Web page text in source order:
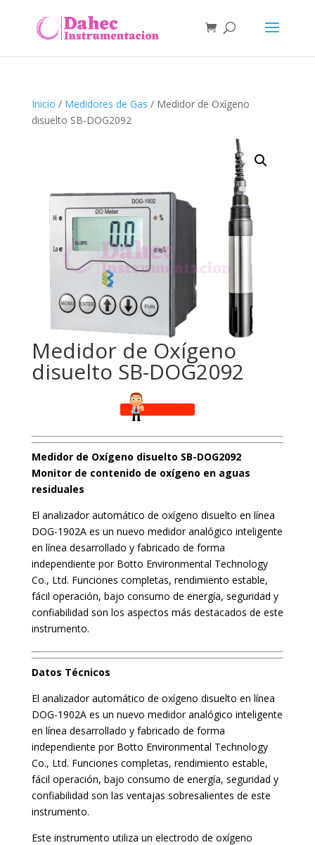
Inicio / Medidores de Gas / Medidor de Oxígeno
disuelto SB-DOG2092
Medidor de Oxígeno
disuelto SB-DOG2092
Medidor de Oxígeno disuelto SB-DOG2092
Monitor de contenido de oxígeno en aguas
residuales
El analizador automático de oxígeno disuelto en línea
DOG-1902A es un nuevo medidor analógico inteligente
en línea desarrollado y fabricado de forma
independiente por Botto Environmental Technology
Co., Ltd. Funciones completas, rendimiento estable,
fácil operación, bajo consumo de energía, seguridad y
confiabilidad son los aspectos más destacados de este
instrumento.
Datos Técnicos
El analizador automático de oxígeno disuelto en línea
DOG-1902A es un nuevo medidor analógico inteligente
en línea desarrollado y fabricado de forma
independiente por Botto Environmental Technology
Co., Ltd. Funciones completas, rendimiento estable,
fácil operación, bajo consumo de energía, seguridad y
confiabilidad son las ventajas sobresalientes de este
instrumento.
Este instrumento utiliza un electrodo de oxígeno